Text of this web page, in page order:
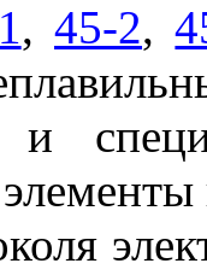
,45-2,